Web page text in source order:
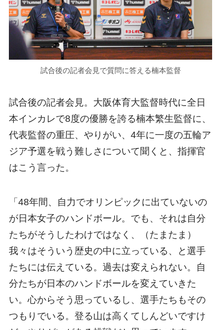
試合後の記者会見で質問に答える楠本監督
試合後の記者会見。大阪体育大監督時代に全日
本インカレで8度の優勝を誇る楠本繁生監督に、
代表監督の重圧、やりがい、4年に一度の五輪ア
ジア予選を戦う難しさについて聞くと、指揮官
はこう言った。
「48年間、自力でオリンピックに出ていないの
が日本女子のハンドボール。でも、それは自分
たちがそうしたわけではなく、（たまたま）
我々はそういう歴史の中に立っている、と選手
たちには伝えている。過去は変えられない。自
分たちが日本のハンドボールを変えていきた
い。心からそう思っているし、選手たちもその
つもりでいる。登る山は高くてしんどいですけ